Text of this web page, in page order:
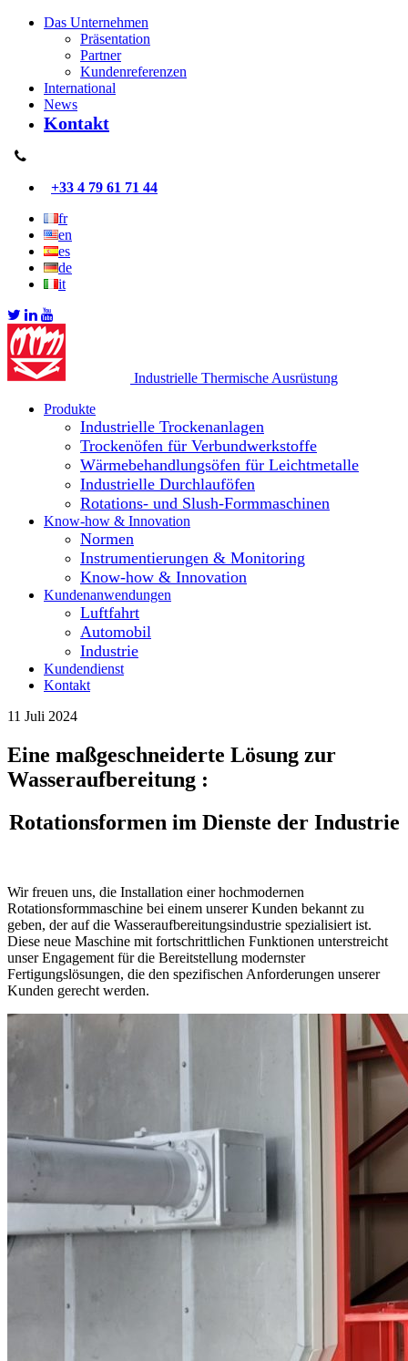
Das Unternehmen
Präsentation
Partner
Kundenreferenzen
International
News
Kontakt
+33 4 79 61 71 44
fr
en
es
de
it
Industrielle Thermische Ausrüstung
Produkte
Industrielle Trockenanlagen
Trockenöfen für Verbundwerkstoffe
Wärmebehandlungsöfen für Leichtmetalle
Industrielle Durchlauföfen
Rotations- und Slush-Formmaschinen
Know-how & Innovation
Normen
Instrumentierungen & Monitoring
Know-how & Innovation
Kundenanwendungen
Luftfahrt
Automobil
Industrie
Kundendienst
Kontakt
11 Juli 2024
Eine maßgeschneiderte Lösung zur
Wasseraufbereitung :
Rotationsformen im Dienste der Industrie
Wir freuen uns, die Installation einer hochmodernen
Rotationsformmaschine bei einem unserer Kunden bekannt zu
geben, der auf die Wasseraufbereitungsindustrie spezialisiert ist.
Diese neue Maschine mit fortschrittlichen Funktionen unterstreicht
unser Engagement für die Bereitstellung modernster
Fertigungslösungen, die den spezifischen Anforderungen unserer
Kunden gerecht werden.